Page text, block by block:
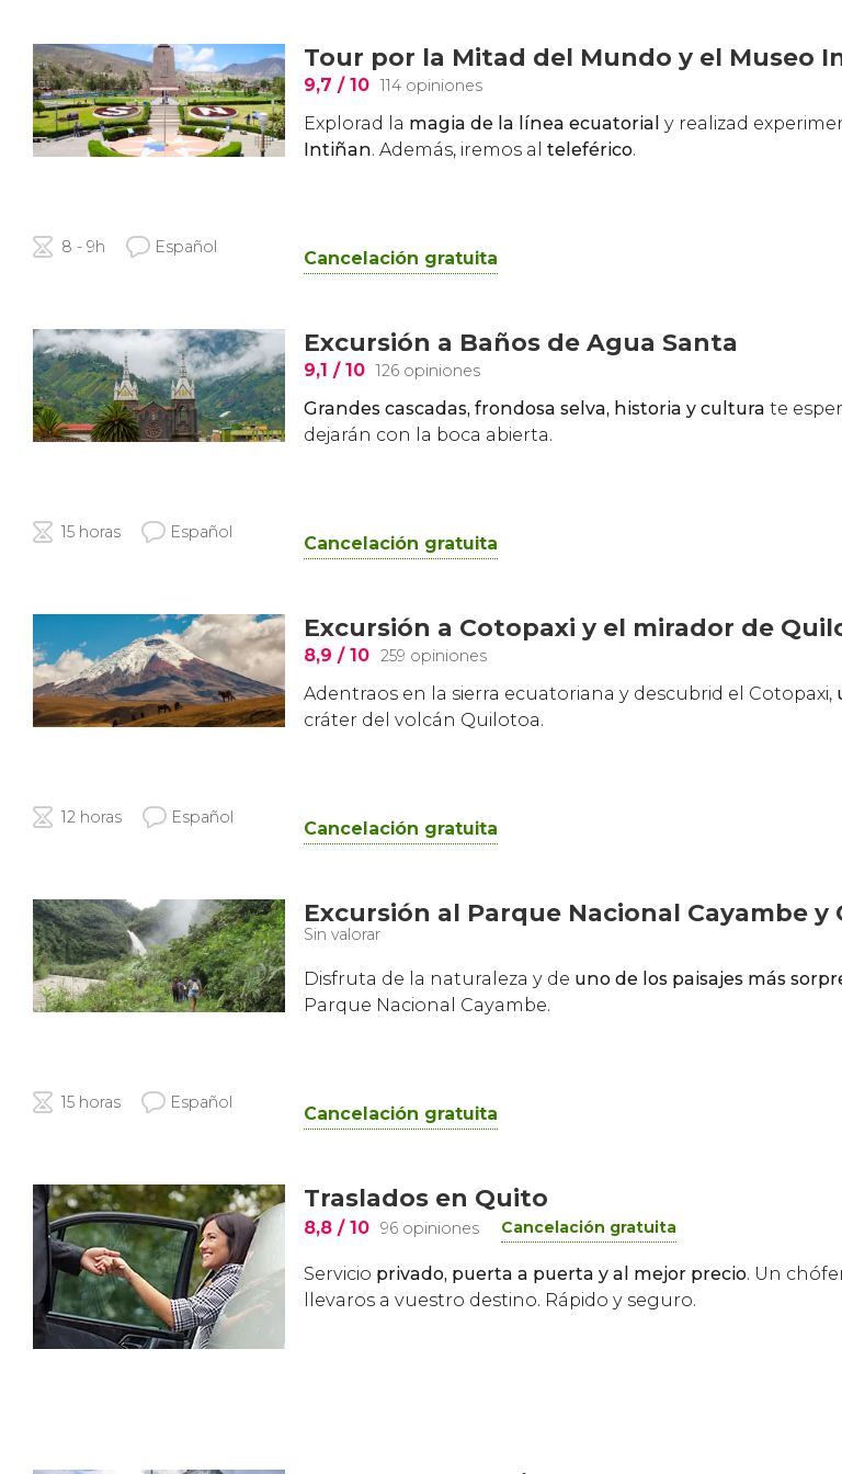
Tour por la Mitad del Mundo y el Museo
9,7 / 10 114 opiniones
Explorad la magia de la línea ecuatorial y realizad
Intiñan. Además, iremos al teleférico.
8 - 9h Español
Cancelación gratuita
Excursión a Baños de Agua Santa
9,1 / 10 126 opiniones
Grandes cascadas, frondosa selva, historia y cultura te
dejarán con la boca abierta.
15 horas Español
Cancelación gratuita
Excursión a Cotopaxi y el mirador de
8,9 / 10 259 opiniones
Adentraos en la sierra ecuatoriana y descubrid el Cotopaxi,
cráter del volcán Quilotoa.
12 horas Español
Cancelación gratuita
Excursión al Parque Nacional Cayambe y
Sin valorar
Disfruta de la naturaleza y de uno de los paisajes más
Parque Nacional Cayambe.
15 horas Español
Cancelación gratuita
Traslados en Quito
8,8 / 10 96 opiniones Cancelación gratuita
Servicio privado, puerta a puerta y al mejor precio. Un
llevaros a vuestro destino. Rápido y seguro.